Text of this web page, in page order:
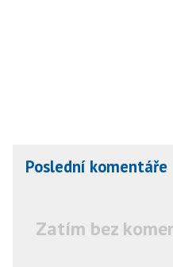
Poslední komentáře
Zatím bez